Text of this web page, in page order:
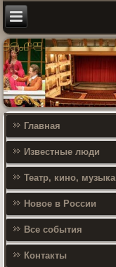
Главная
Известные люди
Театр, кино, музыка
Новое в России
Все события
Контакты